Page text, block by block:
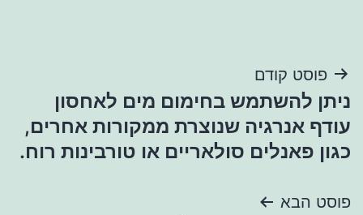
ניווט
פוסט קודם
ניתן להשתמש בחימום מים לאחסון
עודף אנרגיה שנוצרת ממקורות אחרים,
כגון פאנלים סולאריים או טורבינות רוח.
פוסט הבא